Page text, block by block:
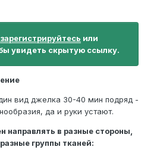
зарегистрируйтесь или
увидеть скрытую ссылку.
вид джелка 30-40 мин подряд -
да и руки устают.
направлять в разные стороны,
группы тканей: